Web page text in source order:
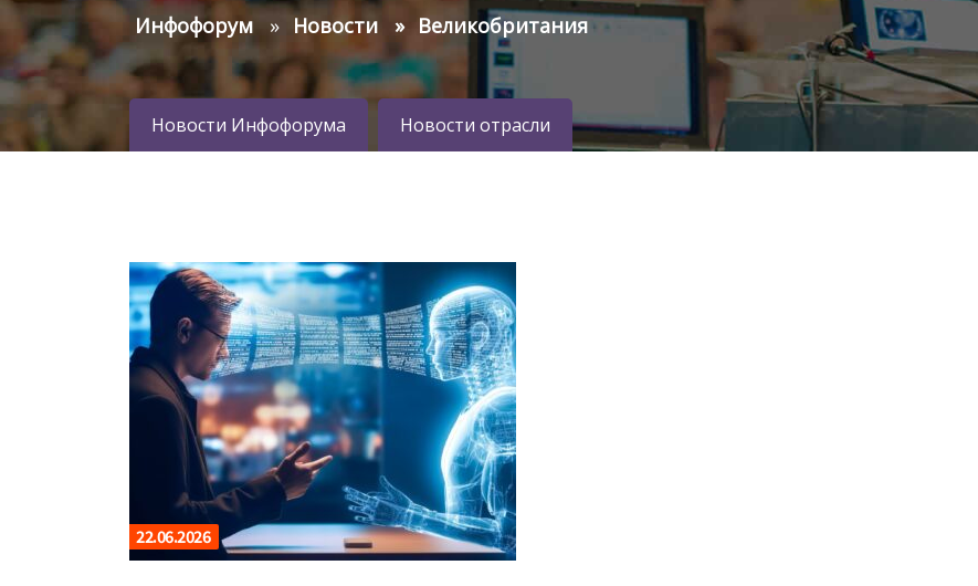
Инфофорум Новости Великобритания
Новости Инфофорума Новости отрасли
22.06.2026